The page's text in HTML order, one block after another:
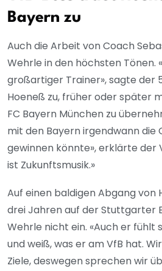
Bayern zu
Auch die Arbeit von Coach
Wehrle in den höchsten Tönen.
großartiger Trainer», sagte der
Hoeneß zu, früher oder später
FC Bayern München zu
mit den Bayern irgendwann die
gewinnen könnte», erklärte der
ist Zukunftsmusik.»
Auf einen baldigen Abgang von
drei Jahren auf der Stuttgarter
Wehrle nicht ein. «Auch er fühlt
und weiß, was er am VfB hat.
Ziele, deswegen sprechen wir